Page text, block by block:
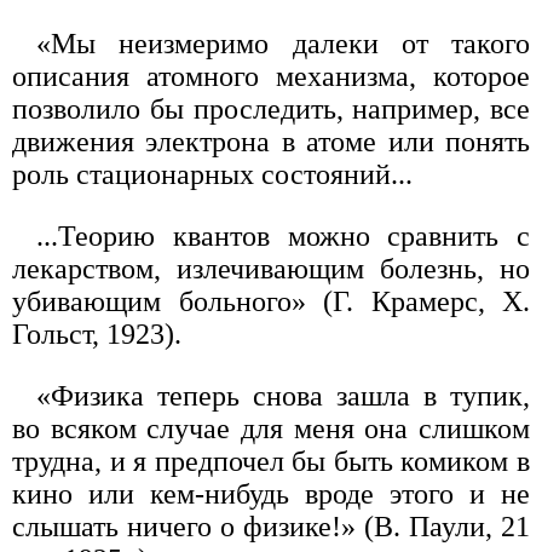
«Мы неизмеримо далеки от такого
описания атомного механизма, которое
позволило бы проследить, например, все
движения электрона в атоме или понять
роль стационарных состояний...
...Теорию квантов можно сравнить с
лекарством, излечивающим болезнь, но
убивающим больного» (Г. Крамерс, X.
Гольст, 1923).
«Физика теперь снова зашла в тупик,
во всяком случае для меня она слишком
трудна, и я предпочел бы быть комиком в
кино или кем-нибудь вроде этого и не
слышать ничего о физике!» (В. Паули, 21